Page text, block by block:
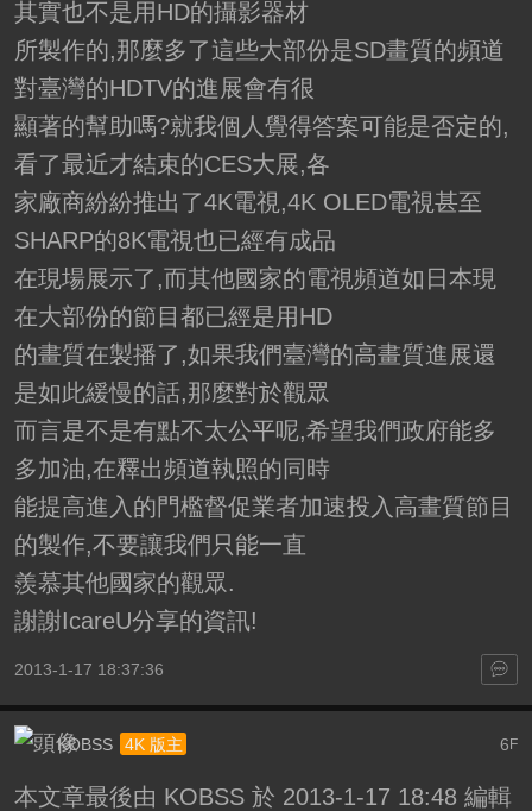
其實也不是用HD的攝影器材
所製作的,那麼多了這些大部份是SD畫質的頻道
對臺灣的HDTV的進展會有很
顯著的幫助嗎?就我個人覺得答案可能是否定的,
看了最近才結束的CES大展,各
家廠商紛紛推出了4K電視,4K OLED電視甚至
SHARP的8K電視也已經有成品
在現場展示了,而其他國家的電視頻道如日本現
在大部份的節目都已經是用HD
的畫質在製播了,如果我們臺灣的高畫質進展還
是如此緩慢的話,那麼對於觀眾
而言是不是有點不太公平呢,希望我們政府能多
多加油,在釋出頻道執照的同時
能提高進入的門檻督促業者加速投入高畫質節目
的製作,不要讓我們只能一直
羨慕其他國家的觀眾.
謝謝IcareU分享的資訊!
2013-1-17 18:37:36
6 F
KOBSS 4K 版主
本文章最後由 KOBSS 於 2013-1-17 18:48 編輯